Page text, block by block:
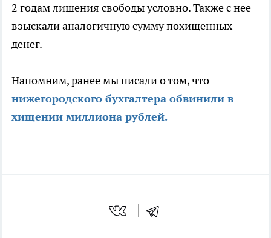
2 годам лишения свободы условно. Также с нее
взыскали аналогичную сумму похищенных
денег.
Напомним, ранее мы писали о том, что
нижегородского бухгалтера обвинили в
хищении миллиона рублей.